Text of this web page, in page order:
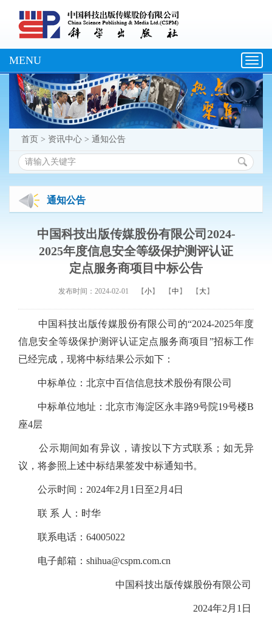
MENU
首页 > 资讯中心 > 通知公告
通知公告
中国科技出版传媒股份有限公司2024-
2025年度信息安全等级保护测评认证
定点服务商项目中标公告
发布时间：2024-02-01 【小】 【中】 【大】
中国科技出版传媒股份有限公司的“2024-2025年度
信息安全等级保护测评认证定点服务商项目”招标工作
已经完成，现将中标结果公示如下：
中标单位：北京中百信信息技术股份有限公司
中标单位地址：北京市海淀区永丰路9号院19号楼B
座4层
公示期间如有异议，请按以下方式联系；如无异
议，将参照上述中标结果签发中标通知书。
公示时间：2024年2月1日至2月4日
联 系 人：时华
联系电话：64005022
电子邮箱：shihua@cspm.com.cn
中国科技出版传媒股份有限公司
2024年2月1日